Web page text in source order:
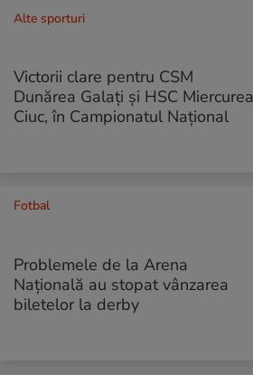
Alte sporturi
Victorii clare pentru CSM
Dunărea Galați și HSC Miercurea
Ciuc, în Campionatul Național
Fotbal
Problemele de la Arena
Națională au stopat vânzarea
biletelor la derby